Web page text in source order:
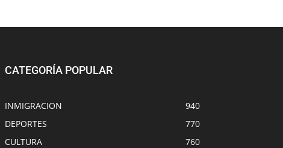
CATEGORÍA POPULAR
INMIGRACION
940
DEPORTES
770
CULTURA
760